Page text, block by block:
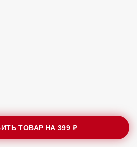
ТОВАР НА399 ₽